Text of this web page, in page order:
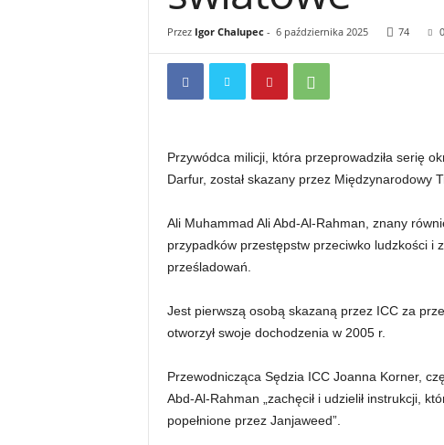
Przez Igor Chalupec- 6 października 2025 74 0
Przywódca milicji, która przeprowadziła serię
Darfur, został skazany przez Międzynarodowy
Ali Muhammad Ali Abd-Al-Rahman, znany
przypadków przestępstw przeciwko ludzkości i
prześladowań.
Jest pierwszą osobą skazaną przez ICC za
otworzył swoje dochodzenia w 2005 r.
Przewodnicząca Sędzia ICC Joanna Korner,
Abd-Al-Rahman „zachęcił i udzielił instrukcji,
popełnione przez Janjaweed”.